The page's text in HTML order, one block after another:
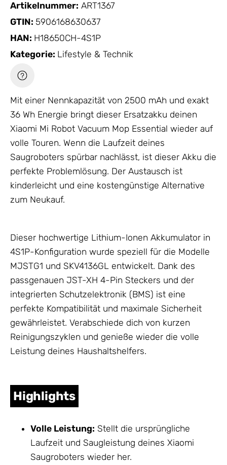
Artikelnummer: ART1367
GTIN: 5906168630637
HAN: H18650CH-4S1P
Kategorie: Lifestyle & Technik
Mit einer Nennkapazität von 2500 mAh und exakt
36 Wh Energie bringt dieser Ersatzakku deinen
Xiaomi Mi Robot Vacuum Mop Essential wieder auf
volle Touren. Wenn die Laufzeit deines
Saugroboters spürbar nachlässt, ist dieser Akku die
perfekte Problemlösung. Der Austausch ist
kinderleicht und eine kostengünstige Alternative
zum Neukauf.
Dieser hochwertige Lithium-Ionen Akkumulator in
4S1P-Konfiguration wurde speziell für die Modelle
MJSTG1 und SKV4136GL entwickelt. Dank des
passgenauen JST-XH 4-Pin Steckers und der
integrierten Schutzelektronik (BMS) ist eine
perfekte Kompatibilität und maximale Sicherheit
gewährleistet. Verabschiede dich von kurzen
Reinigungszyklen und genieße wieder die volle
Leistung deines Haushaltshelfers.
Highlights
Volle Leistung: Stellt die ursprüngliche
Laufzeit und Saugleistung deines Xiaomi
Saugroboters wieder her.